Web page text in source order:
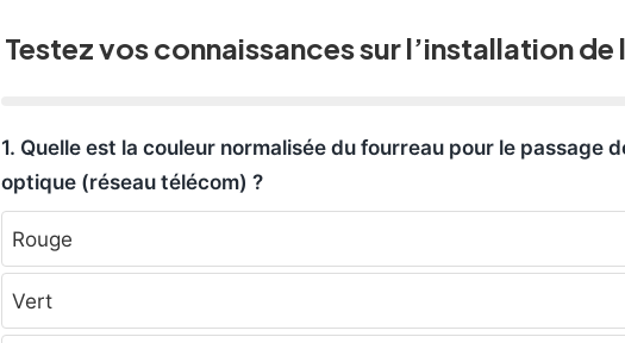
Testez vos connaissances sur l’installation de
1. Quelle est la couleur normalisée du fourreau pour le passage
optique (réseau télécom) ?
Rouge
Vert